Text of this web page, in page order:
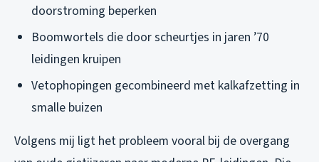
doorstroming beperken
Boomwortels die door scheurtjes in jaren ’70
leidingen kruipen
Vetophopingen gecombineerd met kalkafzetting in
smalle buizen
Volgens mij ligt het probleem vooral bij de overgang